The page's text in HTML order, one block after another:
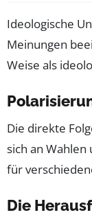
Ideologische
Meinungen
Weise als
Die direkte
sich an
für
Die